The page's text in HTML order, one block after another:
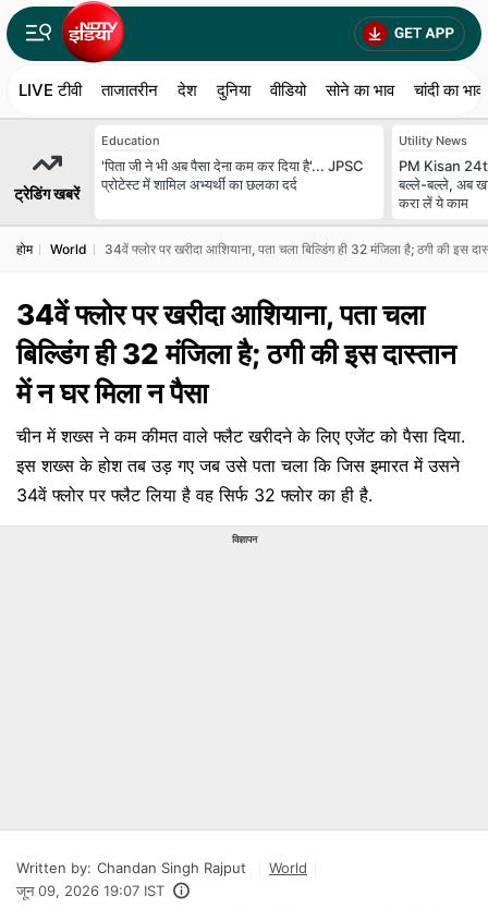
LIVE टीवी ताजातरीन देश दुनिया वीडियो सोने का भाव चांदी का भाव
ट्रेडिंग खबरें
Education
'पिता जी ने भी अब पैसा देना कम कर दिया है'... JPSC
प्रोटेस्ट में शामिल अभ्यर्थी का छलका दर्द
Utility News
PM Kisan
बल्ले-बल्ले, अब
करा लें ये काम
होम World 34वें फ्लोर पर खरीदा आशियाना, पता चला बिल्डिंग ही 32 मंजिला है; ठगी की इस
34वें फ्लोर पर खरीदा आशियाना, पता चला
बिल्डिंग ही 32 मंजिला है; ठगी की इस दास्तान
में न घर मिला न पैसा
चीन में शख्स ने कम कीमत वाले फ्लैट खरीदने के लिए एजेंट को पैसा दिया.
इस शख्स के होश तब उड़ गए जब उसे पता चला कि जिस इमारत में उसने
34वें फ्लोर पर फ्लैट लिया है वह सिर्फ 32 फ्लोर का ही है.
विज्ञापन
Written by: Chandan Singh Rajput
World
जून 09, 2026 19:07 IST